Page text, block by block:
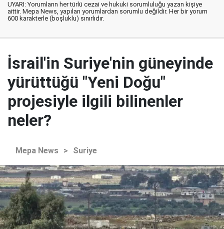
UYARI: Yorumların her türlü cezai ve hukuki sorumluluğu yazan kişiye
aittir. Mepa News, yapılan yorumlardan sorumlu değildir. Her bir yorum
600 karakterle (boşluklu) sınırlıdır.
İsrail'in Suriye'nin güneyinde
yürüttüğü "Yeni Doğu"
projesiyle ilgili bilinenler
neler?
Mepa News > Suriye